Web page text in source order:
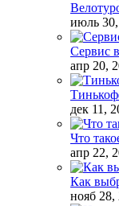
июль
Сервис
апр 20,
дек 11,
Что
апр 22,
Как
нояб 28,